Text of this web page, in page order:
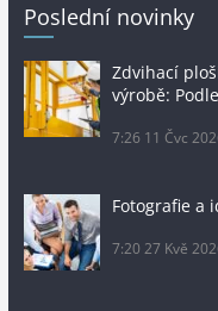
Poslední novinky
Zdvihací
výrobě:
7:26 11 Čvc
Fotografie a
7:20 27 Kvě